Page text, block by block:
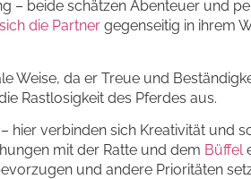
– beide schätzen Abenteuer und
die Partner gegenseitig in ihrem
Weise, da er Treue und
Rastlosigkeit des Pferdes aus.
hier verbinden sich Kreativität und
mit der Ratte und dem Büffel
und andere Prioritäten